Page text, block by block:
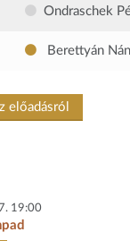
Ondraschek
Berettyán
előadásról
19:00